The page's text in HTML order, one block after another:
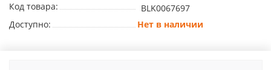
Код товара:
BLK0067697
Доступно:
Нет в наличии